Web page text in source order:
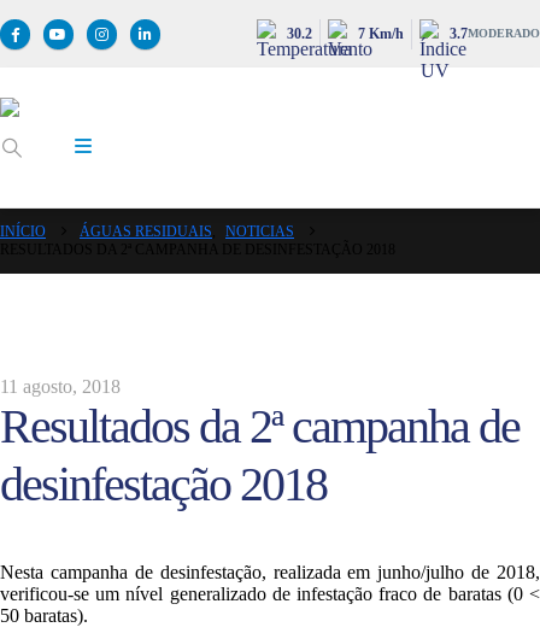
30.2 7 Km/h 3.7MODERADO
INÍCIO ÁGUAS RESIDUAIS
NOTICIAS
11 agosto, 2018
Resultados da 2ª campanha de
desinfestação 2018
Nesta campanha de desinfestação, realizada em junho/julho de 2018,
verificou-se um nível generalizado de infestação fraco de baratas (0 <
50 baratas).